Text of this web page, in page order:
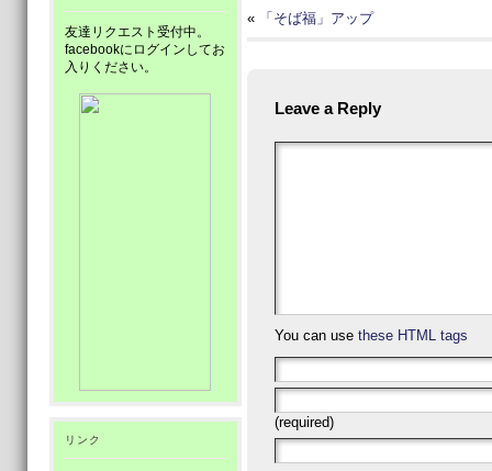
友達リクエスト受付中。
facebookにログインしてお
入りください。
リンク
« 「そば福」アップ
Leave a Reply
You can use these HTML tags
(required)